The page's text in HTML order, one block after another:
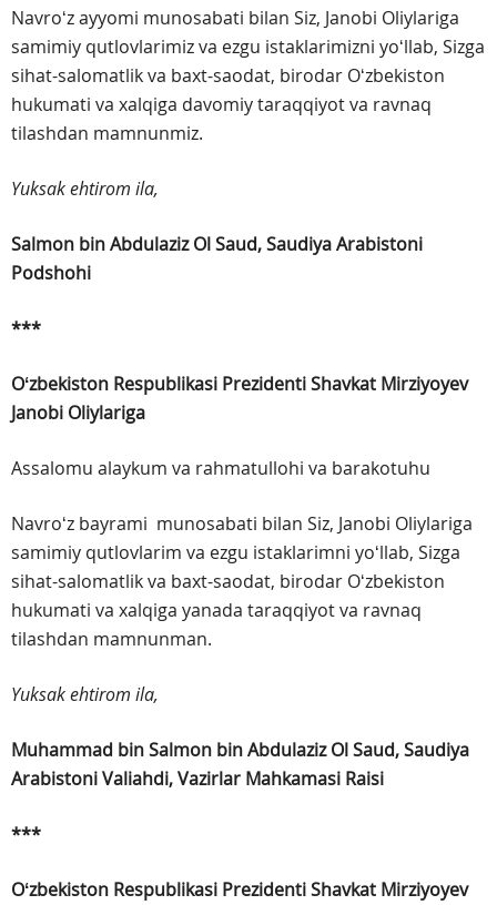
Navroʻz ayyomi munosabati bilan Siz, Janobi Oliylariga
samimiy qutlovlarimiz va ezgu istaklarimizni yoʻllab, Sizga
sihat-salomatlik va baxt-saodat, birodar Oʻzbekiston
hukumati va xalqiga davomiy taraqqiyot va ravnaq
tilashdan mamnunmiz.
Yuksak ehtirom ila,
Salmon bin Abdulaziz Ol Saud,Saudiya Arabistoni
Podshohi
***
Oʻzbekiston Respublikasi PrezidentiShavkat Mirziyoyev
Janobi Oliylariga
Assalomu alaykum va rahmatullohi va barakotuhu
Navroʻz bayrami munosabati bilan Siz, Janobi Oliylariga
samimiy qutlovlarim va ezgu istaklarimni yoʻllab, Sizga
sihat-salomatlik va baxt-saodat, birodar Oʻzbekiston
hukumati va xalqiga yanada taraqqiyot va ravnaq
tilashdan mamnunman.
Yuksak ehtirom ila,
Muhammad bin Salmon bin Abdulaziz Ol Saud,Saudiya
Arabistoni Valiahdi, Vazirlar Mahkamasi Raisi
***
Oʻzbekiston Respublikasi PrezidentiShavkat Mirziyoyev